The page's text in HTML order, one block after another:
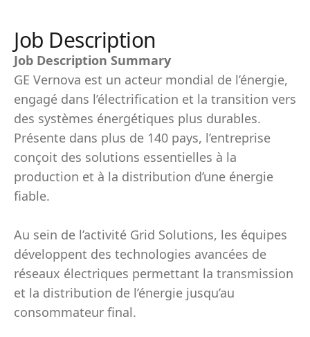
Job Description
Job Description Summary
GE Vernova est un acteur mondial de l’énergie,
engagé dans l’électrification et la transition vers
des systèmes énergétiques plus durables.
Présente dans plus de 140 pays, l’entreprise
conçoit des solutions essentielles à la
production et à la distribution d’une énergie
fiable.
Au sein de l’activité Grid Solutions, les équipes
développent des technologies avancées de
réseaux électriques permettant la transmission
et la distribution de l’énergie jusqu’au
consommateur final.